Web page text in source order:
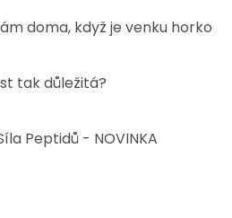
doma, když je venku horko
tak důležitá?
Peptidů - NOVINKA